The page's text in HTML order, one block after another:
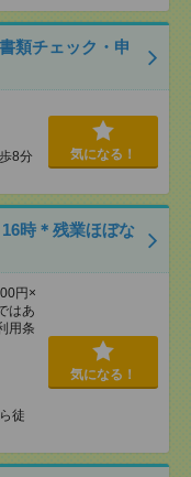
類チェック・申
8分
気になる！
時＊残業ほぼな
円×
はあ
用条
徒
気になる！